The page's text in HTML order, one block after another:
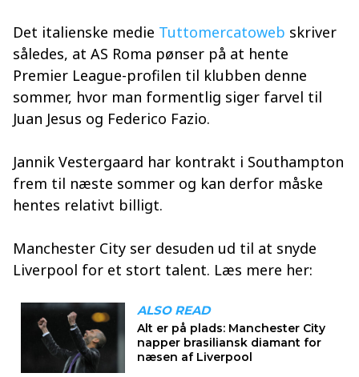
Det italienske medie Tuttomercatoweb skriver
således, at AS Roma pønser på at hente
Premier League-profilen til klubben denne
sommer, hvor man formentlig siger farvel til
Juan Jesus og Federico Fazio.
Jannik Vestergaard har kontrakt i Southampton
frem til næste sommer og kan derfor måske
hentes relativt billigt.
Manchester City ser desuden ud til at snyde
Liverpool for et stort talent. Læs mere her: